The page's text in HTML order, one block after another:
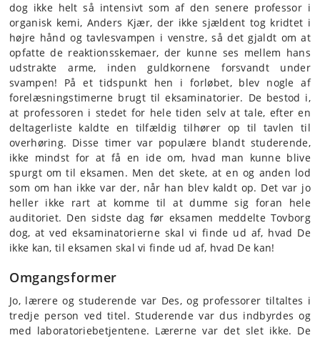
dog ikke helt så intensivt som af den senere professor i
organisk kemi, Anders Kjær, der ikke sjældent tog kridtet i
højre hånd og tavlesvampen i venstre, så det gjaldt om at
opfatte de reaktionsskemaer, der kunne ses mellem hans
udstrakte arme, inden guldkornene forsvandt under
svampen! På et tidspunkt hen i forløbet, blev nogle af
forelæsningstimerne brugt til eksaminatorier. De bestod i,
at professoren i stedet for hele tiden selv at tale, efter en
deltagerliste kaldte en tilfældig tilhører op til tavlen til
overhøring. Disse timer var populære blandt studerende,
ikke mindst for at få en ide om, hvad man kunne blive
spurgt om til eksamen. Men det skete, at en og anden lod
som om han ikke var der, når han blev kaldt op. Det var jo
heller ikke rart at komme til at dumme sig foran hele
auditoriet. Den sidste dag før eksamen meddelte Tovborg
dog, at ved eksaminatorierne skal vi finde ud af, hvad De
ikke kan, til eksamen skal vi finde ud af, hvad De kan!
Omgangsformer
Jo, lærere og studerende var Des, og professorer tiltaltes i
tredje person ved titel. Studerende var dus indbyrdes og
med laboratoriebetjentene. Lærerne var det slet ikke. De